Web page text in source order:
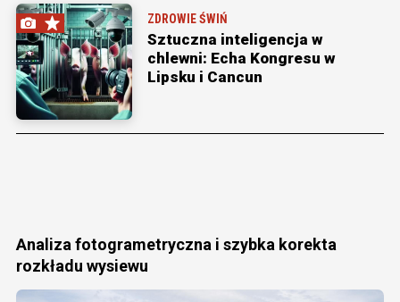
ZDROWIE ŚWIŃ
Sztuczna inteligencja w
chlewni: Echa Kongresu w
Lipsku i Cancun
Analiza fotogrametryczna i szybka korekta
rozkładu wysiewu